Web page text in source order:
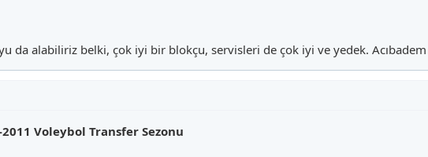
da alabiliriz belki, çok iyi bir blokçu, servisleri de çok iyi ve yedek. Acıbadem
Voleybol Transfer Sezonu